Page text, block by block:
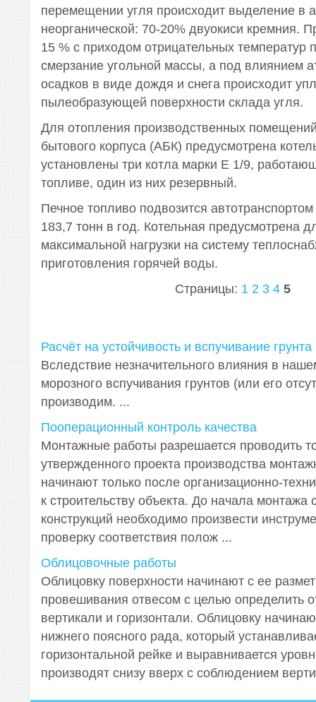
перемещении угля происходит выделение в
неорганической: 70-20% двуокиси кремния.
15 % с приходом отрицательных температур
смерзание угольной массы, а под влиянием
осадков в виде дождя и снега происходит
пылеобразующей поверхности склада угля.
Для отопления производственных
бытового корпуса (АБК) предусмотрена
установлены три котла марки Е 1/9,
топливе, один из них резервный.
Печное топливо подвозится
183,7 тонн в год. Котельная предусмотрена
максимальной нагрузки на систему
приготовления горячей воды.
Страницы: 1 2 3 4 5
Расчёт на устойчивость и вспучивание грунта
Вследствие незначительного влияния в
морозного вспучивания грунтов (или его
производим. ...
Пооперационный контроль качества
Монтажные работы разрешается проводить
утвержденного проекта производства
начинают только после организационно-
к строительству объекта. До начала монтажа
конструкций необходимо произвести
проверку соответствия полож ...
Облицовочные работы
Облицовку поверхности начинают с ее
провешивания отвесом с целью определить
вертикали и горизонтали. Облицовку
нижнего поясного рада, который
горизонтальной рейке и выравнивается
производят снизу вверх с соблюдением